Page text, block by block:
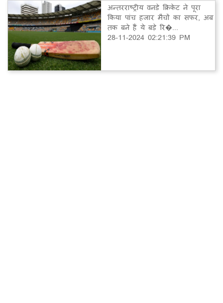
अन्तरराष्ट्रीय वनडे क्रिकेट ने पूरा
किया पांच हजार मैचों का सफर, अब
तक बने हैं ये बड़े रि�...
28-11-2024 02:21:39 PM